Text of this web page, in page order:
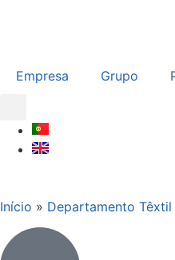
Empresa Grupo
Início » Departamento Têxtil